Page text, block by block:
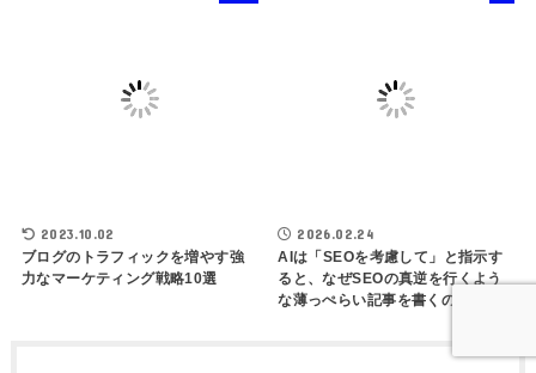
2023.10.02
ブログのトラフィックを増やす強
力なマーケティング戦略10選
2026.02.24
AIは「SEOを考慮して」と指示す
ると、なぜSEOの真逆を行くよう
な薄っぺらい記事を書くのか？